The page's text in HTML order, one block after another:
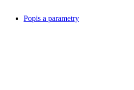
Popis a parametry